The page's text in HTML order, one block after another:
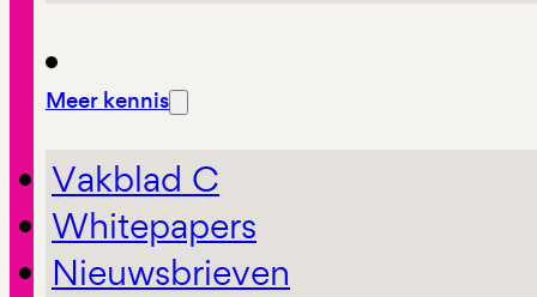
Meer kennis
Vakblad C
Whitepapers
Nieuwsbrieven